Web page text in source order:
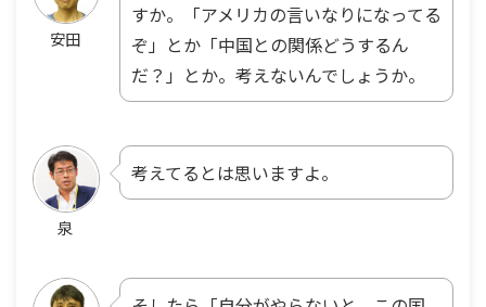
安田
すか。「アメリカの言いなりになってる
ぞ」とか「中国との関係どうするん
だ？」とか。考えないんでしょうか。
泉
考えてるとは思いますよ。